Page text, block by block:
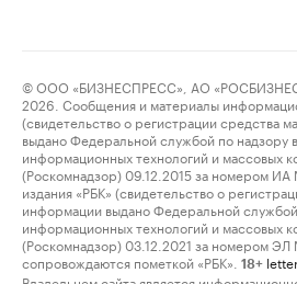
© ООО «БИЗНЕСПРЕСС», АО
2026. Сообщения и материалы
(свидетельство о регистрации средства
выдано Федеральной службой по надзору
информационных технологий и массовых
(Роскомнадзор) 09.12.2015 за номером
издания «РБК» (свидетельство о
информации выдано Федеральной
информационных технологий и массовых
(Роскомнадзор) 03.12.2021 за номером
сопровождаются пометкой «РБК».
18+